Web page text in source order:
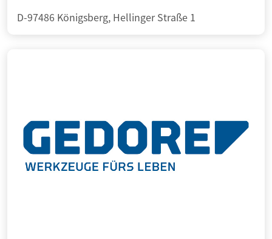
D-97486 Königsberg, Hellinger Straße 1